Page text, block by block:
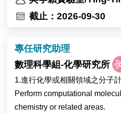
像、高效能運算及多體學分析
錄取者將參與植物與環境交互
錢（Marchantia）、阿拉伯芥
含大豆等植物為研究材料，探
化相關環境變化下的生理與分
生理時鐘受環境變化影響的調
截止：2026-09-30
專任研究助理
數理科學組-化學研究所
1.進行化學或相關領域之分子計
Perform computational
chemistry or related areas.